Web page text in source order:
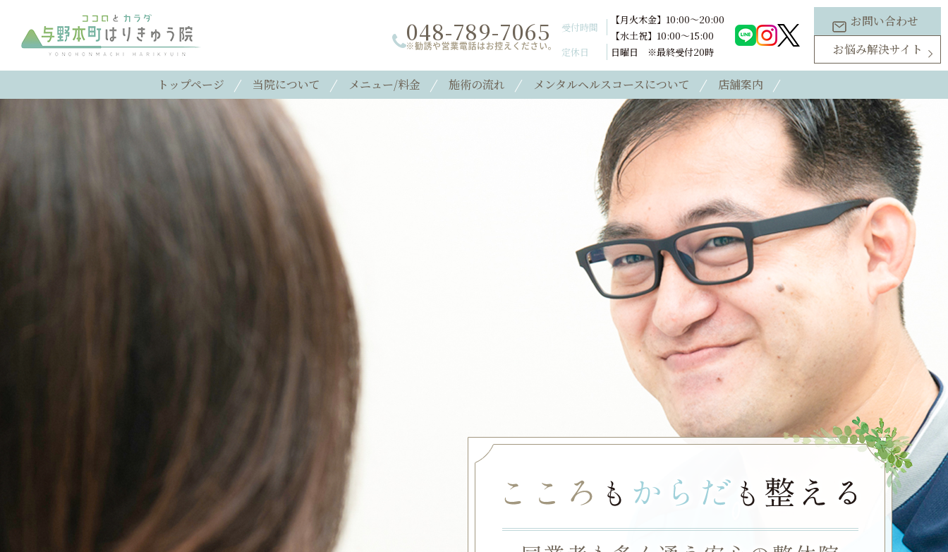
048-789-7065 受付時間
【月火木金】10:00～20:00
【水土祝】10:00～15:00
定休日
日曜日 ※最終受付20時
お問い合わせ
お悩み解決サイト
トップページ 当院について メニュー/料金 施術の流れ メンタルヘルスコースについて 店舗案内